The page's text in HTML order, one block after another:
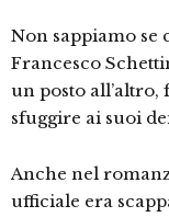
Non sappiamo se
Francesco
un posto
sfuggire ai suoi
Anche nel
ufficiale era